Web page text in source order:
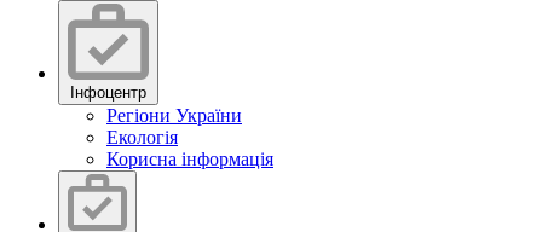
Інфоцентр
Регіони України
Екологія
Корисна інформація